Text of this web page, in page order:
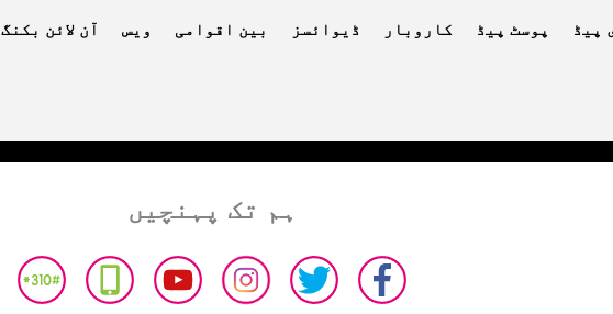
پیڈ پوسٹ پیڈ کاروبار ڈیوائسز بین اقوامی ویس آن لائن بکنگ
ہم تک پہنچیں